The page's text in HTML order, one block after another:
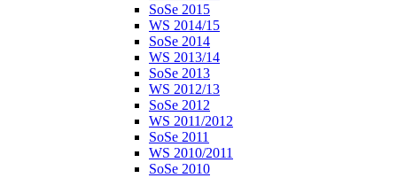
SoSe 2015
WS 2014/15
SoSe 2014
WS 2013/14
SoSe 2013
WS 2012/13
SoSe 2012
WS 2011/2012
SoSe 2011
WS 2010/2011
SoSe 2010